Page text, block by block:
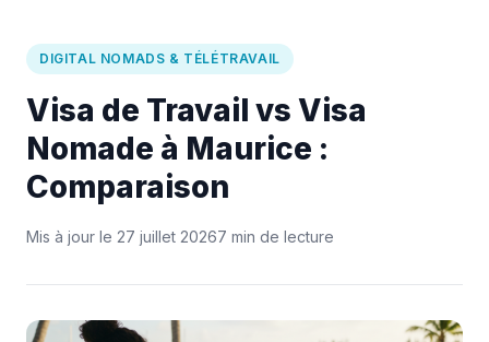
DIGITAL NOMADS & TÉLÉTRAVAIL
Visa de Travail vs Visa
Nomade à Maurice :
Comparaison
Mis à jour le 27 juillet 20267 min de lecture